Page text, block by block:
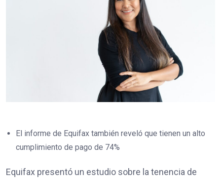
El informe de Equifax también reveló que tienen un alto
cumplimiento de pago de 74%
Equifax presentó un estudio sobre la tenencia de